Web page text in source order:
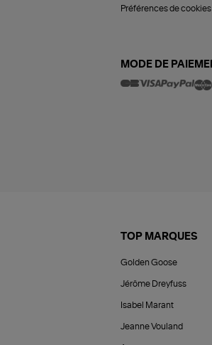
Préférences de cookies
MODE DE
TOP MARQUES
Golden Goose
Jérôme Dreyfuss
Isabel Marant
Jeanne Vouland